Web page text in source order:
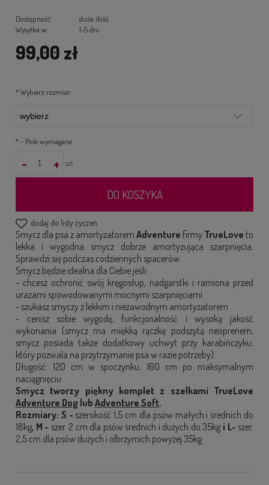
Dostępność:
duża ilość
Wysyłka w:
1-5 dni
99,00 zł
*Wybierz rozmiar:
*- Pole wymagane
+
- szt.
DO KOSZYKA
dodaj do listy życzeń
Smycz dla psa z amortyzatorem Adventure firmy TrueLove to
lekka i wygodna smycz dobrze amortyzująca szarpnięcia.
Sprawdzi się podczas codziennych spacerów.
Smycz będzie idealna dla Ciebie jeśli:
- chcesz ochronić swój kręgosłup, nadgarstki i ramiona przed
urazami spowodowanymi mocnymi szarpnięciami
- szukasz smyczy z lekkim i niezawodnym amortyzatorem
- cenisz sobie wygodę, funkcjonalność i wysoką jakość
wykonania (smycz ma miękką rączkę podszytą neoprenem,
smycz posiada także dodatkowy uchwyt przy karabińczyku,
który pozwala na przytrzymanie psa w razie potrzeby)
Długość: 120 cm w spoczynku, 160 cm po maksymalnym
naciągnięciu
Smycz tworzy piękny komplet z szelkami TrueLove
Adventure Dog lub Adventure Soft.
Rozmiary: S - szerokość 1,5 cm dla psów małych i średnich do
18kg, M - szer. 2 cm dla psów średnich i dużych do 35kg i L- szer.
2,5 cm dla psów dużych i olbrzymich powyżej 35kg